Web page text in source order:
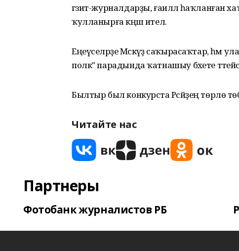
гәзит-журналдарҙы, ғаиләлә һаҡланған
ҡулланырға кәңәш ителә.
Еңеүселәрҙе Мәскәүҙә саҡырасаҡтар,
полк" парадында ҡатнашыу бәхете
Былтыр был конкурста Рәсәйҙең төрлө
Читайте нас
Партнеры
Фотобанк журналистов РБ